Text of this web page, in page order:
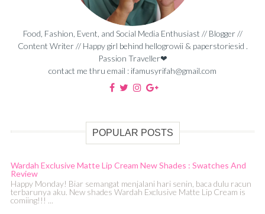
Food, Fashion, Event, and Social Media Enthusiast // Blogger //
Content Writer // Happy girl behind hellogrowii & paperstoriesid .
Passion Traveller❤
contact me thru email : ifamusyrifah@gmail.com
POPULAR POSTS
Wardah Exclusive Matte Lip Cream New Shades : Swatches And
Review
Happy Monday! Biar semangat menjalani hari senin, baca dulu racun
terbarunya aku. New shades Wardah Exclusive Matte Lip Cream is
comiing!!! ...